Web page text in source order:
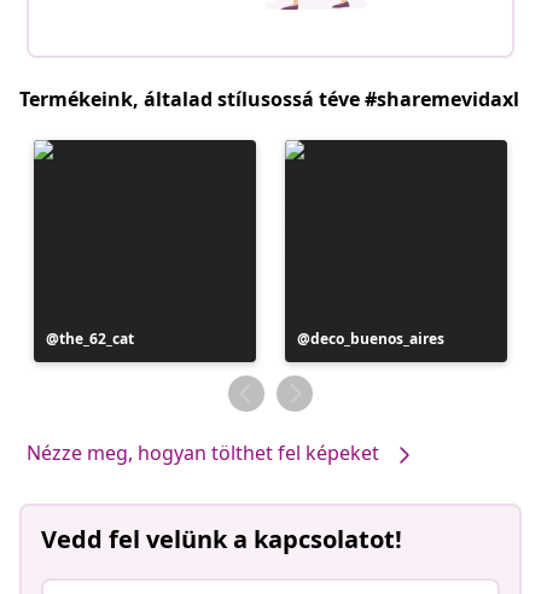
Termékeink, általad stílusossá téve #sharemevidaxl
Bejegyzés
közzétevője
the_62_cat
Bejegyzés
közzétevője
deco_buenos_aires
Nézze meg, hogyan tölthet fel képeket
Vedd fel velünk a kapcsolatot!